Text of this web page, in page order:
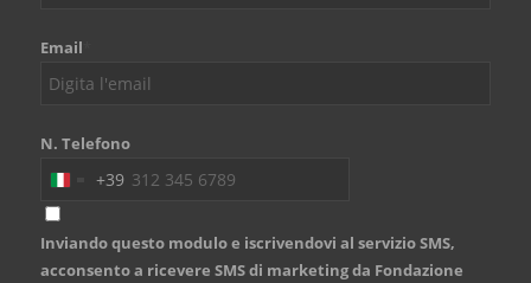
Email
N. Telefono
Italy
+39
+39
Inviando questo modulo e iscrivendovi al servizio SMS,
acconsento a ricevere SMS di marketing da Fondazione